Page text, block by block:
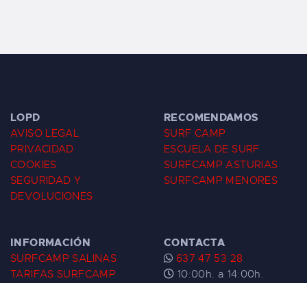
LOPD
AVISO LEGAL
PRIVACIDAD
COOKIES
SEGURIDAD Y
DEVOLUCIONES
RECOMENDAMOS
SURF CAMP
ESCUELA DE SURF
SURFCAMP ASTURIAS
SURFCAMP MENORES
INFORMACIÓN
SURFCAMP SALINAS
TARIFAS SURFCAMP
CONTACTA
637 47 53 28
10:00h. a 14:00h.